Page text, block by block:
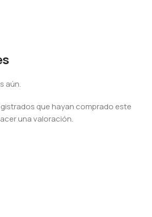
aún.
que hayan comprado este
una valoración.